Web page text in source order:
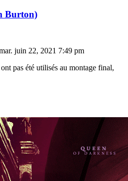
Burton)
juin 22, 2021 7:49 pm
pas été utilisés au montage final,